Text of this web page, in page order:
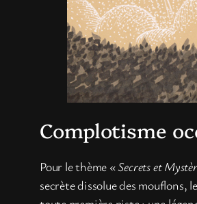
Complotisme
Pour le thème «Secrets et
secrète dissolue des mouflons,